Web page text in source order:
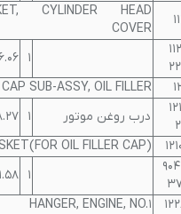
CYLINDER HEAD
COVER
1
CAP SUB-ASSY, OIL FILLER
درب روغن موتور 1
OIL FILLER CAP)
1
HANGER, ENGINE, NO.1